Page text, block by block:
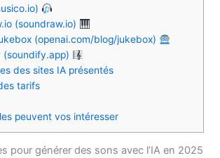
(soundraw.io)
(openai.com/blog/jukebox)
(soundify.app)
des sites IA présentés
tarifs
peuvent vos intéresser
pour générer des sons avec l’IA en 2025